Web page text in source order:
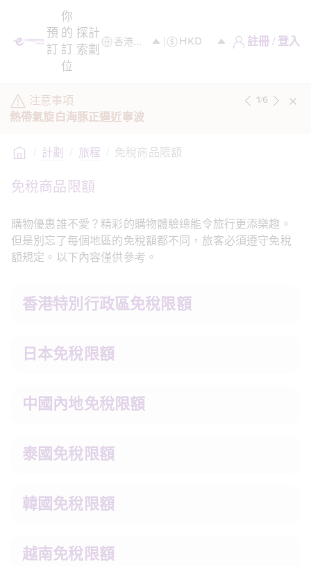
預
訂
你
的
訂
位
探
索
計
劃
註冊 / 登入
注意事項
熱帶氣旋白海豚正逼近寧波
1/6
/ 計劃 / 旅程 / 免稅商品限額
免稅商品限額
購物優惠誰不愛？精彩的購物體驗總能令旅行更添樂趣。
但是別忘了每個地區的免稅額都不同，旅客必須遵守免稅
額規定。以下內容僅供參考。
香港特別行政區免稅限額
日本免稅限額
中國內地免稅限額
泰國免稅限額
韓國免稅限額
越南免稅限額